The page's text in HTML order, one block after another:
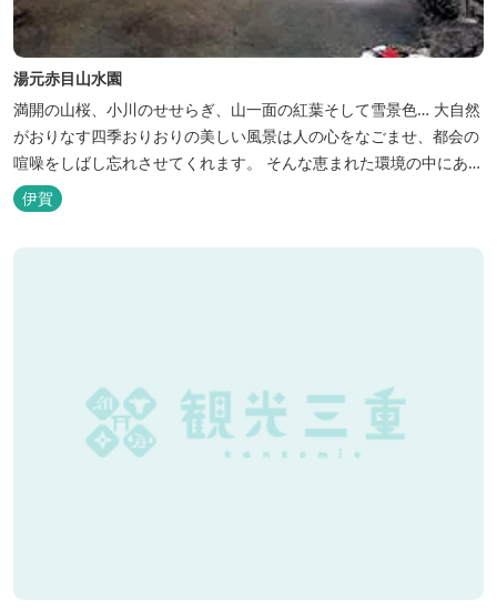
湯元赤目山水園
満開の山桜、小川のせせらぎ、山一面の紅葉そして雪景色… 大自然
がおりなす四季おりおりの美しい風景は人の心をなごませ、都会の
喧噪をしばし忘れさせてくれます。 そんな恵まれた環境の中にあ
る、純和風造りの閑静なたたずまい …それが赤目山水園です。 ま
た、赤目山水園の園内からこんこんと湧き出る天然温泉「赤目温泉
山の湯」は、肌にやさしい美人と健康の湯として大勢のお客様に喜
伊賀